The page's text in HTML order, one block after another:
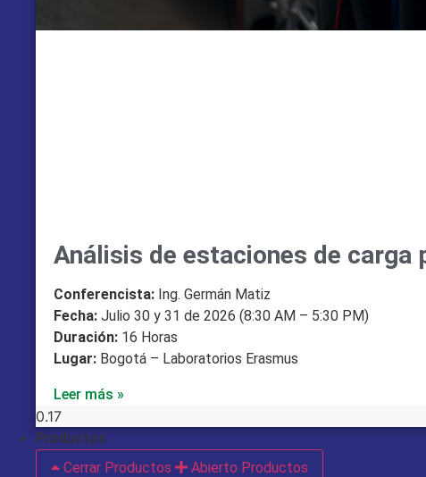
Análisis de estaciones de carga
Conferencista: Ing. Germán Matiz
Fecha: Julio 30 y 31 de 2026 (8:30 AM – 5:30 PM)
Duración: 16 Horas
Lugar: Bogotá – Laboratorios Erasmus
Leer más »
Productos
Cerrar Productos
Abierto Productos